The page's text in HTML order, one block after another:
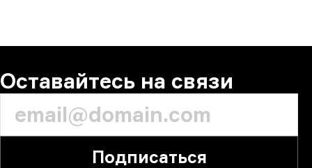
Оставайтесь на связи
Подписаться